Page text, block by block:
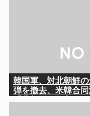
韓国軍、対北朝鮮
弾を撤去、米韓合